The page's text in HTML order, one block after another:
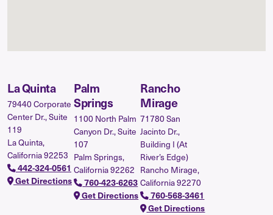
La Quinta
79440 Corporate
Center Dr., Suite
119
La Quinta,
California 92253
442-324-0561
Get Directions
Palm
Springs
1100 North Palm
Canyon Dr., Suite
107
Palm Springs,
California 92262
760-423-6263
Get Directions
Rancho
Mirage
71780 San
Jacinto Dr.,
Building I (At
River’s Edge)
Rancho Mirage,
California 92270
760-568-3461
Get Directions